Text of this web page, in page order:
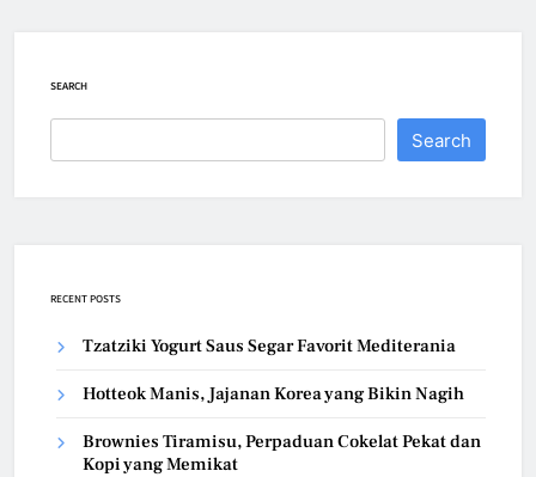
SEARCH
Search
RECENT POSTS
Tzatziki Yogurt Saus Segar Favorit Mediterania
Hotteok Manis, Jajanan Korea yang Bikin Nagih
Brownies Tiramisu, Perpaduan Cokelat Pekat dan
Kopi yang Memikat